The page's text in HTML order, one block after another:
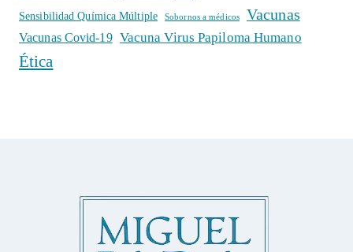
Sensibilidad Química Múltiple Sobornos a médicos Vacunas
Vacunas Covid-19 Vacuna Virus Papiloma Humano
Ética